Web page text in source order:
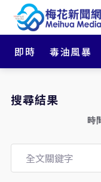
即時 毒油風暴
搜尋結果
時